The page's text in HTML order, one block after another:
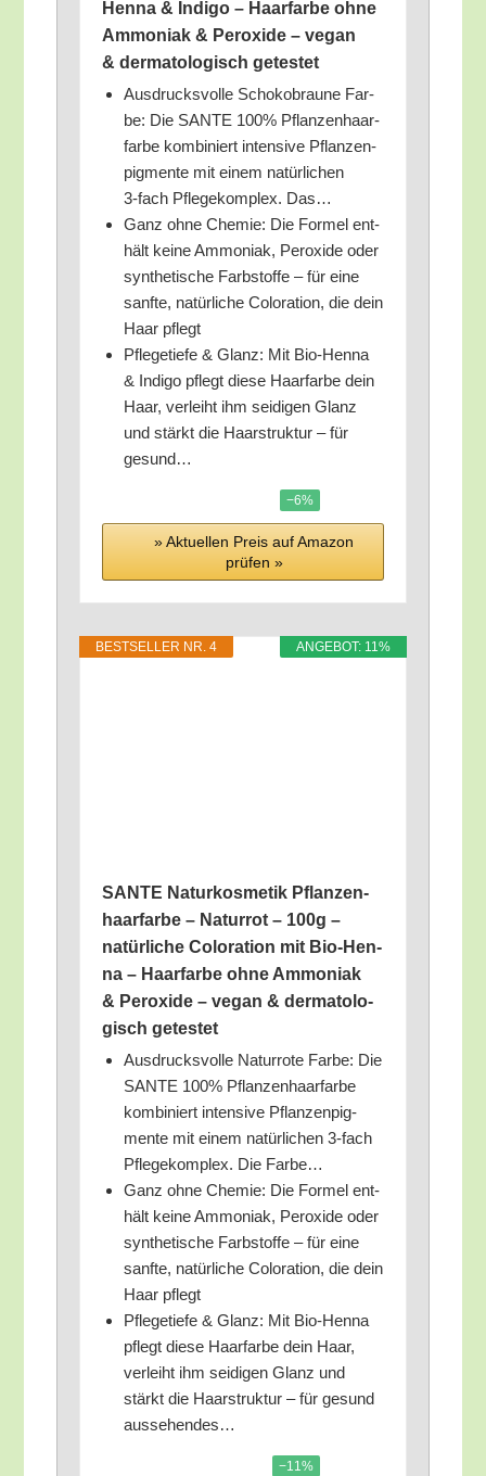
Hen­na & Indi­go – Haar­far­be ohne
Ammo­ni­ak & Per­oxi­de – vegan
& der­ma­to­lo­gisch getestet
Aus­drucks­vol­le Scho­ko­brau­ne Far­
be: Die SANTE 100% Pflan­zen­haar­
far­be kom­bi­niert inten­si­ve Pflan­zen­
pig­men­te mit einem natür­li­chen
3‑fach Pfle­ge­kom­plex. Das…
Ganz ohne Che­mie: Die For­mel ent­
hält kei­ne Ammo­ni­ak, Per­oxi­de oder
syn­the­ti­sche Farb­stof­fe – für eine
sanf­te, natür­li­che Colo­ra­ti­on, die dein
Haar pflegt
Pfle­ge­tie­fe & Glanz: Mit Bio-Hen­na
& Indi­go pflegt die­se Haar­far­be dein
Haar, ver­leiht ihm sei­di­gen Glanz
und stärkt die Haar­struk­tur – für
gesund…
−6%
» Aktu­el­len Preis auf Ama­zon
prü­fen »
ANGE­BOT: 11%
BEST­SEL­LER NR. 4
SANTE Natur­kos­me­tik Pflan­zen­
haar­far­be – Natur­rot – 100g –
natür­li­che Colo­ra­ti­on mit Bio-Hen­
na – Haar­far­be ohne Ammo­ni­ak
& Per­oxi­de – vegan & der­ma­to­lo­
gisch getestet
Aus­drucks­vol­le Natur­ro­te Far­be: Die
SANTE 100% Pflan­zen­haar­far­be
kom­bi­niert inten­si­ve Pflan­zen­pig­
men­te mit einem natür­li­chen 3‑fach
Pfle­ge­kom­plex. Die Farbe…
Ganz ohne Che­mie: Die For­mel ent­
hält kei­ne Ammo­ni­ak, Per­oxi­de oder
syn­the­ti­sche Farb­stof­fe – für eine
sanf­te, natür­li­che Colo­ra­ti­on, die dein
Haar pflegt
Pfle­ge­tie­fe & Glanz: Mit Bio-Hen­na
pflegt die­se Haar­far­be dein Haar,
ver­leiht ihm sei­di­gen Glanz und
stärkt die Haar­struk­tur – für gesund
aussehendes…
−11%